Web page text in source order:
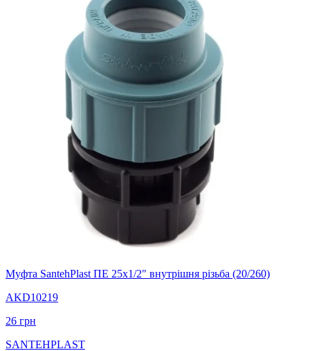
Муфта SantehPlast ПЕ 25х1/2" внутрішня різьба (20/260)
AKD10219
26 грн
SANTEHPLAST